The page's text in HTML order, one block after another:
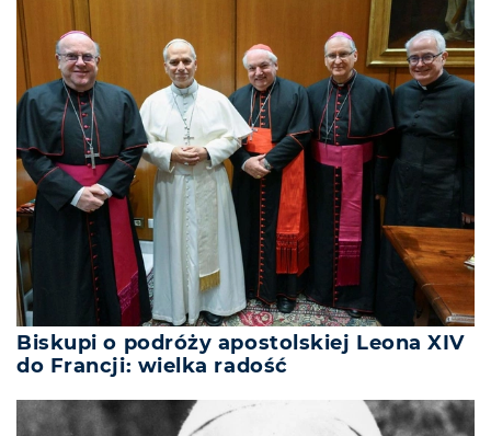
Biskupi o podróży apostolskiej Leona XIV
do Francji: wielka radość